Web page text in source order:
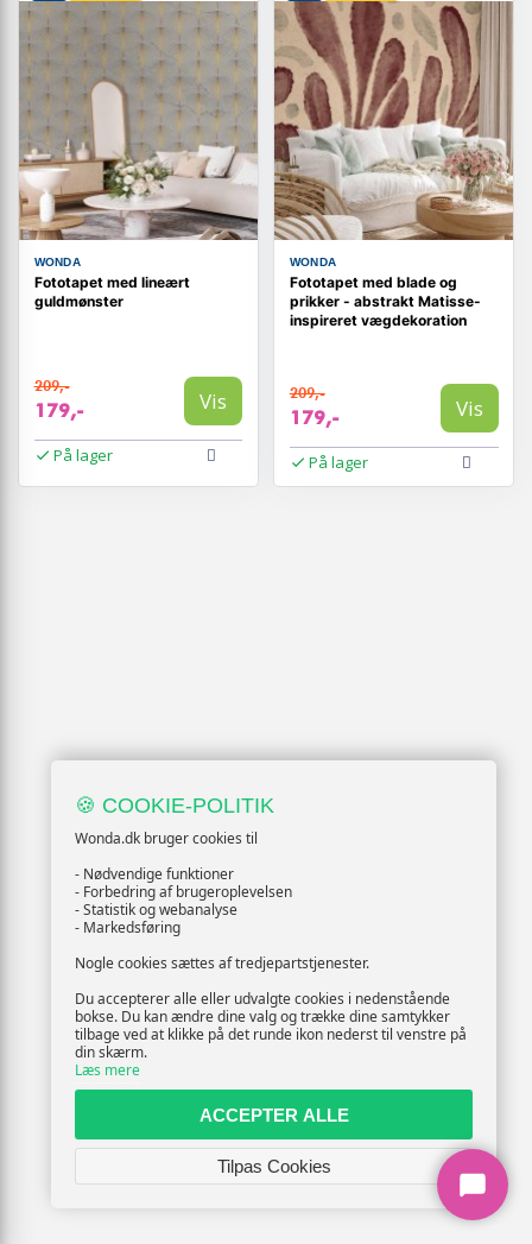
WONDA
Fototapet med lineært
guldmønster
209,-
179,- Vis
På lager
WONDA
Fototapet med blade og
prikker - abstrakt Matisse-
inspireret vægdekoration
209,-
179,- Vis
På lager
🍪 COOKIE-POLITIK
Wonda.dk bruger cookies til
- Nødvendige funktioner
- Forbedring af brugeroplevelsen
- Statistik og webanalyse
- Markedsføring
Nogle cookies sættes af tredjepartstjenester.
Du accepterer alle eller udvalgte cookies i nedenstående
bokse. Du kan ændre dine valg og trække dine samtykker
tilbage ved at klikke på det runde ikon nederst til venstre på
din skærm.
Læs mere
ACCEPTER ALLE
Tilpas Cookies